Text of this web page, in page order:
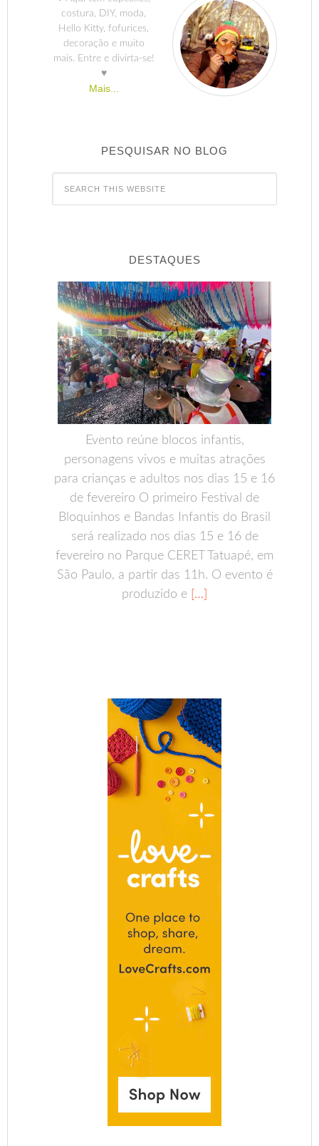
costura, DIY, moda,
Hello Kitty, fofurices,
decoração e muito
mais. Entre e divirta-se!
♥
Mais...
PESQUISAR NO BLOG
DESTAQUES
Evento reúne blocos infantis,
personagens vivos e muitas atrações
para crianças e adultos nos dias 15 e 16
de fevereiro O primeiro Festival de
Bloquinhos e Bandas Infantis do Brasil
será realizado nos dias 15 e 16 de
fevereiro no Parque CERET Tatuapé, em
São Paulo, a partir das 11h. O evento é
produzido e […]